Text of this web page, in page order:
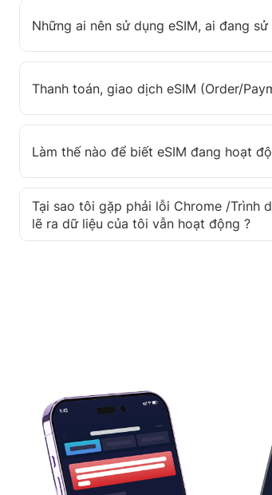
Những ai nên sử dụng eSIM, ai đang sử
Thanh toán, giao dịch eSIM (Order/
Làm thế nào để biết eSIM đang hoạt
Tại sao tôi gặp phải lỗi Chrome /Trình
lẽ ra dữ liệu của tôi vẫn hoạt động ?